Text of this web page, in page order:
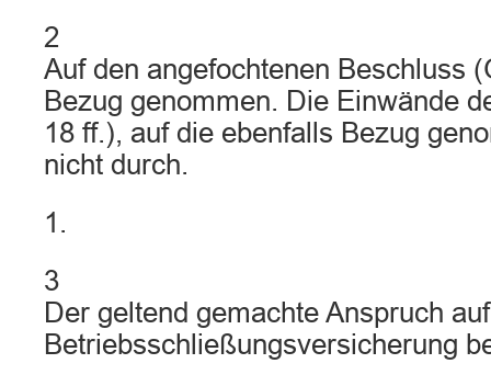
2
Auf den angefochtenen Beschluss
Bezug genommen. Die Einwände
18 ff.), auf die ebenfalls Bezug
nicht durch.
1.
3
Der geltend gemachte Anspruch
Betriebsschließungsversicherung